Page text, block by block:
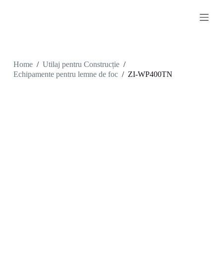
o
Home / Utilaj pentru Construcție /
Echipamente pentru lemne de foc / ZI-WP400TN